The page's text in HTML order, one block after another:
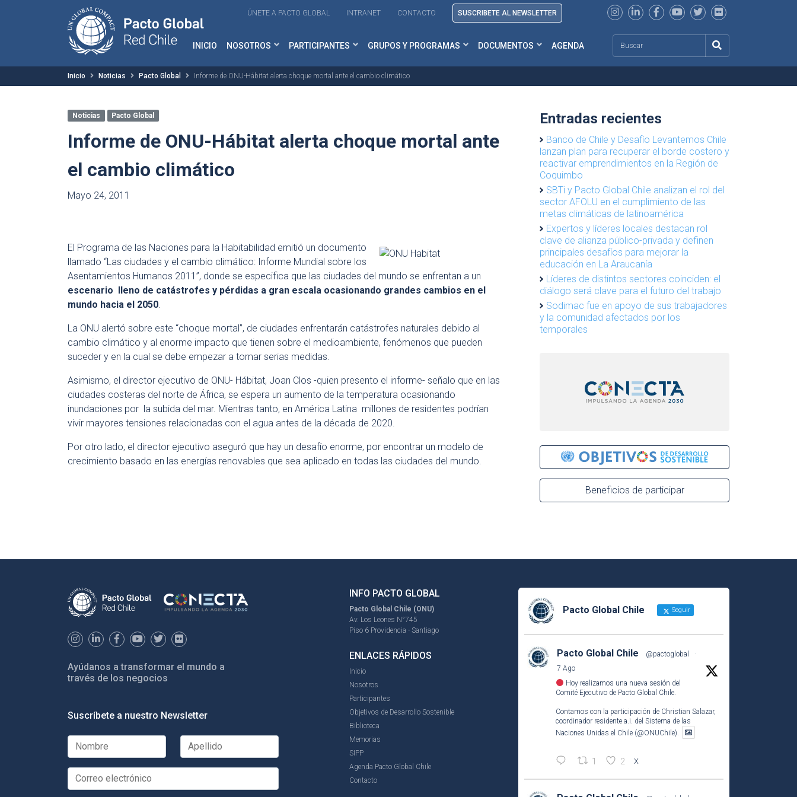
ÚNETE A PACTO GLOBAL INTRANET CONTACTO SUSCRIBETE AL NEWSLETTER
INICIO NOSOTROS PARTICIPANTES GRUPOS Y PROGRAMAS DOCUMENTOS AGENDA
Inicio Noticias Pacto Global Informe de ONU-Hábitat alerta choque mortal ante el cambio climático
Noticias Pacto Global
Informe de ONU-Hábitat alerta choque mortal ante
el cambio climático
Mayo 24, 2011
El Programa de las Naciones para la Habitabilidad emitió un documento
llamado “Las ciudades y el cambio climático: Informe Mundial sobre los
Asentamientos Humanos 2011”, donde se especifica que las ciudades del mundo se enfrentan a un
escenario lleno de catástrofes y pérdidas a gran escala ocasionando grandes cambios en el
mundo hacia el 2050.
La ONU alertó sobre este “choque mortal”, de ciudades enfrentarán catástrofes naturales debido al
cambio climático y al enorme impacto que tienen sobre el medioambiente, fenómenos que pueden
suceder y en la cual se debe empezar a tomar serias medidas.
Asimismo, el director ejecutivo de ONU- Hábitat, Joan Clos -quien presento el informe- señalo que en las
ciudades costeras del norte de África, se espera un aumento de la temperatura ocasionando
inundaciones por la subida del mar. Mientras tanto, en América Latina millones de residentes podrían
vivir mayores tensiones relacionadas con el agua antes de la década de 2020.
Por otro lado, el director ejecutivo aseguró que hay un desafío enorme, por encontrar un modelo de
crecimiento basado en las energías renovables que sea aplicado en todas las ciudades del mundo.
Entradas recientes
Banco de Chile y Desafío Levantemos Chile
lanzan plan para recuperar el borde costero y
reactivar emprendimientos en la Región de
Coquimbo
SBTi y Pacto Global Chile analizan el rol del
sector AFOLU en el cumplimiento de las
metas climáticas de latinoamérica
Expertos y líderes locales destacan rol
clave de alianza público-privada y definen
principales desafíos para mejorar la
educación en La Araucanía
Líderes de distintos sectores coinciden: el
diálogo será clave para el futuro del trabajo
Sodimac fue en apoyo de sus trabajadores
y la comunidad afectados por los
temporales
Beneficios de participar
Ayúdanos a transformar el mundo a
través de los negocios
Suscríbete a nuestro Newsletter
INFO PACTO GLOBAL
Pacto Global Chile (ONU)
Av. Los Leones N°745
Piso 6 Providencia - Santiago
ENLACES RÁPIDOS
Inicio
Nosotros
Participantes
Objetivos de Desarrollo Sostenible
Biblioteca
Memorias
SIPP
Agenda Pacto Global Chile
Contacto
Pacto Global Chile Seguir
Pacto Global Chile @pactoglobal
·
7 Ago
Hoy realizamos una nueva sesión del
Comité Ejecutivo de Pacto Global Chile.
Contamos con la participación de Christian Salazar,
coordinador residente a.i. del Sistema de las
Naciones Unidas el Chile (@ONUChile).
1 2 X